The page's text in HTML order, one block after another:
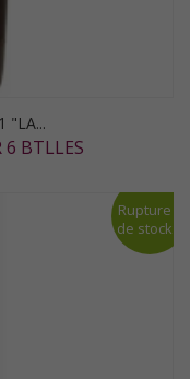
"LA...
6 BTLLES
Rupture
de stock